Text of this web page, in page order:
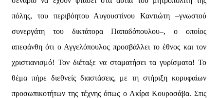
πόλης, του περιβόητου Αυγουστίνου Καντιώτη –γνωστού
συνεργάτη του δικτάτορα Παπαδόπουλου–, ο οποίος
απεφάνθη ότι ο Αγγελόπουλος προσβάλλει το έθνος και τον
χριστιανισμό! Τον διέταξε να σταματήσει τα γυρίσματα! Το
θέμα πήρε διεθνείς διαστάσεις, με τη στήριξη κορυφαίων
προσωπικοτήτων της τέχνης όπως ο Ακίρα Κουροσάβα. Στις